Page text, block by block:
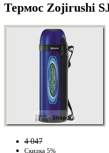
Термос Zojirushi
4 047
Скидка 5%